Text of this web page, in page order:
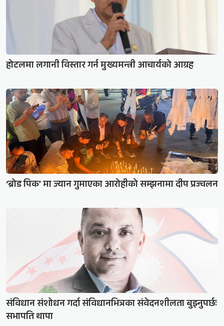
होटलमा लगानी विस्तार गर्न मुख्यमन्त्री आचार्यको आग्रह
‘ब्रोड पिक’ मा ज्यान गुमाएका आरोहीको सम्झनामा दीप प्रज्वलन
संविधान संशोधन गर्दा संविधानभित्रका संवेदनशीलता बुझ्नुपर्छः
सभापति थापा